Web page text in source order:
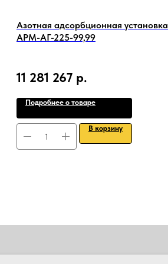
Азотная адсорбционная установка
АРМ-АГ-225-99,99
11 281 267 р.
Подробнее о товаре
В корзину